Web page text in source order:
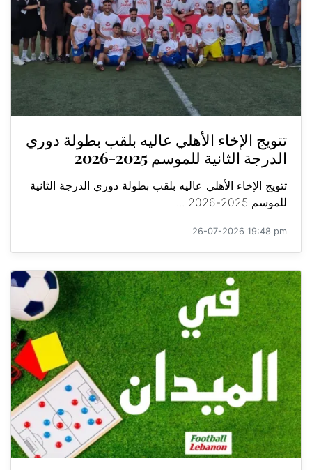
تتويج الإخاء الأهلي عاليه بلقب بطولة دوري
الدرجة الثانية للموسم 2025-2026
تتويج الإخاء الأهلي عاليه بلقب بطولة دوري الدرجة الثانية
للموسم 2025-2026 ...
26-07-2026 19:48 pm